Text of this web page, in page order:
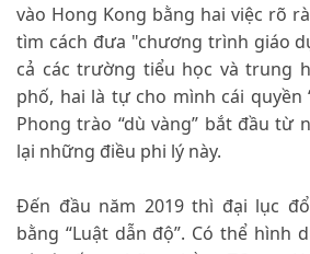
vào Hong Kong bằng hai việc rõ
tìm cách đưa "chương trình giáo
cả các trường tiểu học và trung
phố, hai là tự cho mình cái quyền
Phong trào “dù vàng” bắt đầu từ
lại những điều phi lý này.
Đến đầu năm 2019 thì đại lục
bằng “Luật dẫn độ”. Có thể hình